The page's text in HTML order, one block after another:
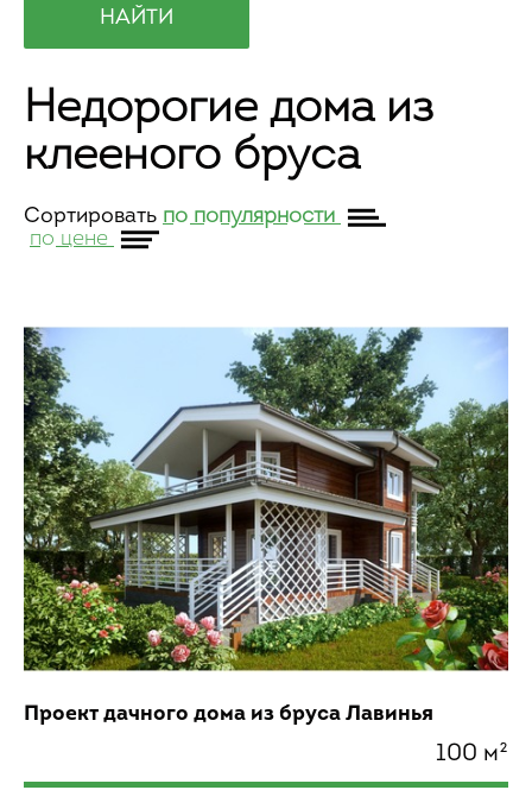
Недорогие дома из
клееного бруса
Сортировать по популярности
по цене
Проект дачного дома из бруса Лавинья
100 м²